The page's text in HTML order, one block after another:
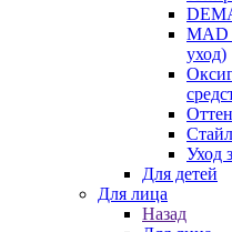
MAD
уход)
Уход
Для детей
Для лица
Назад